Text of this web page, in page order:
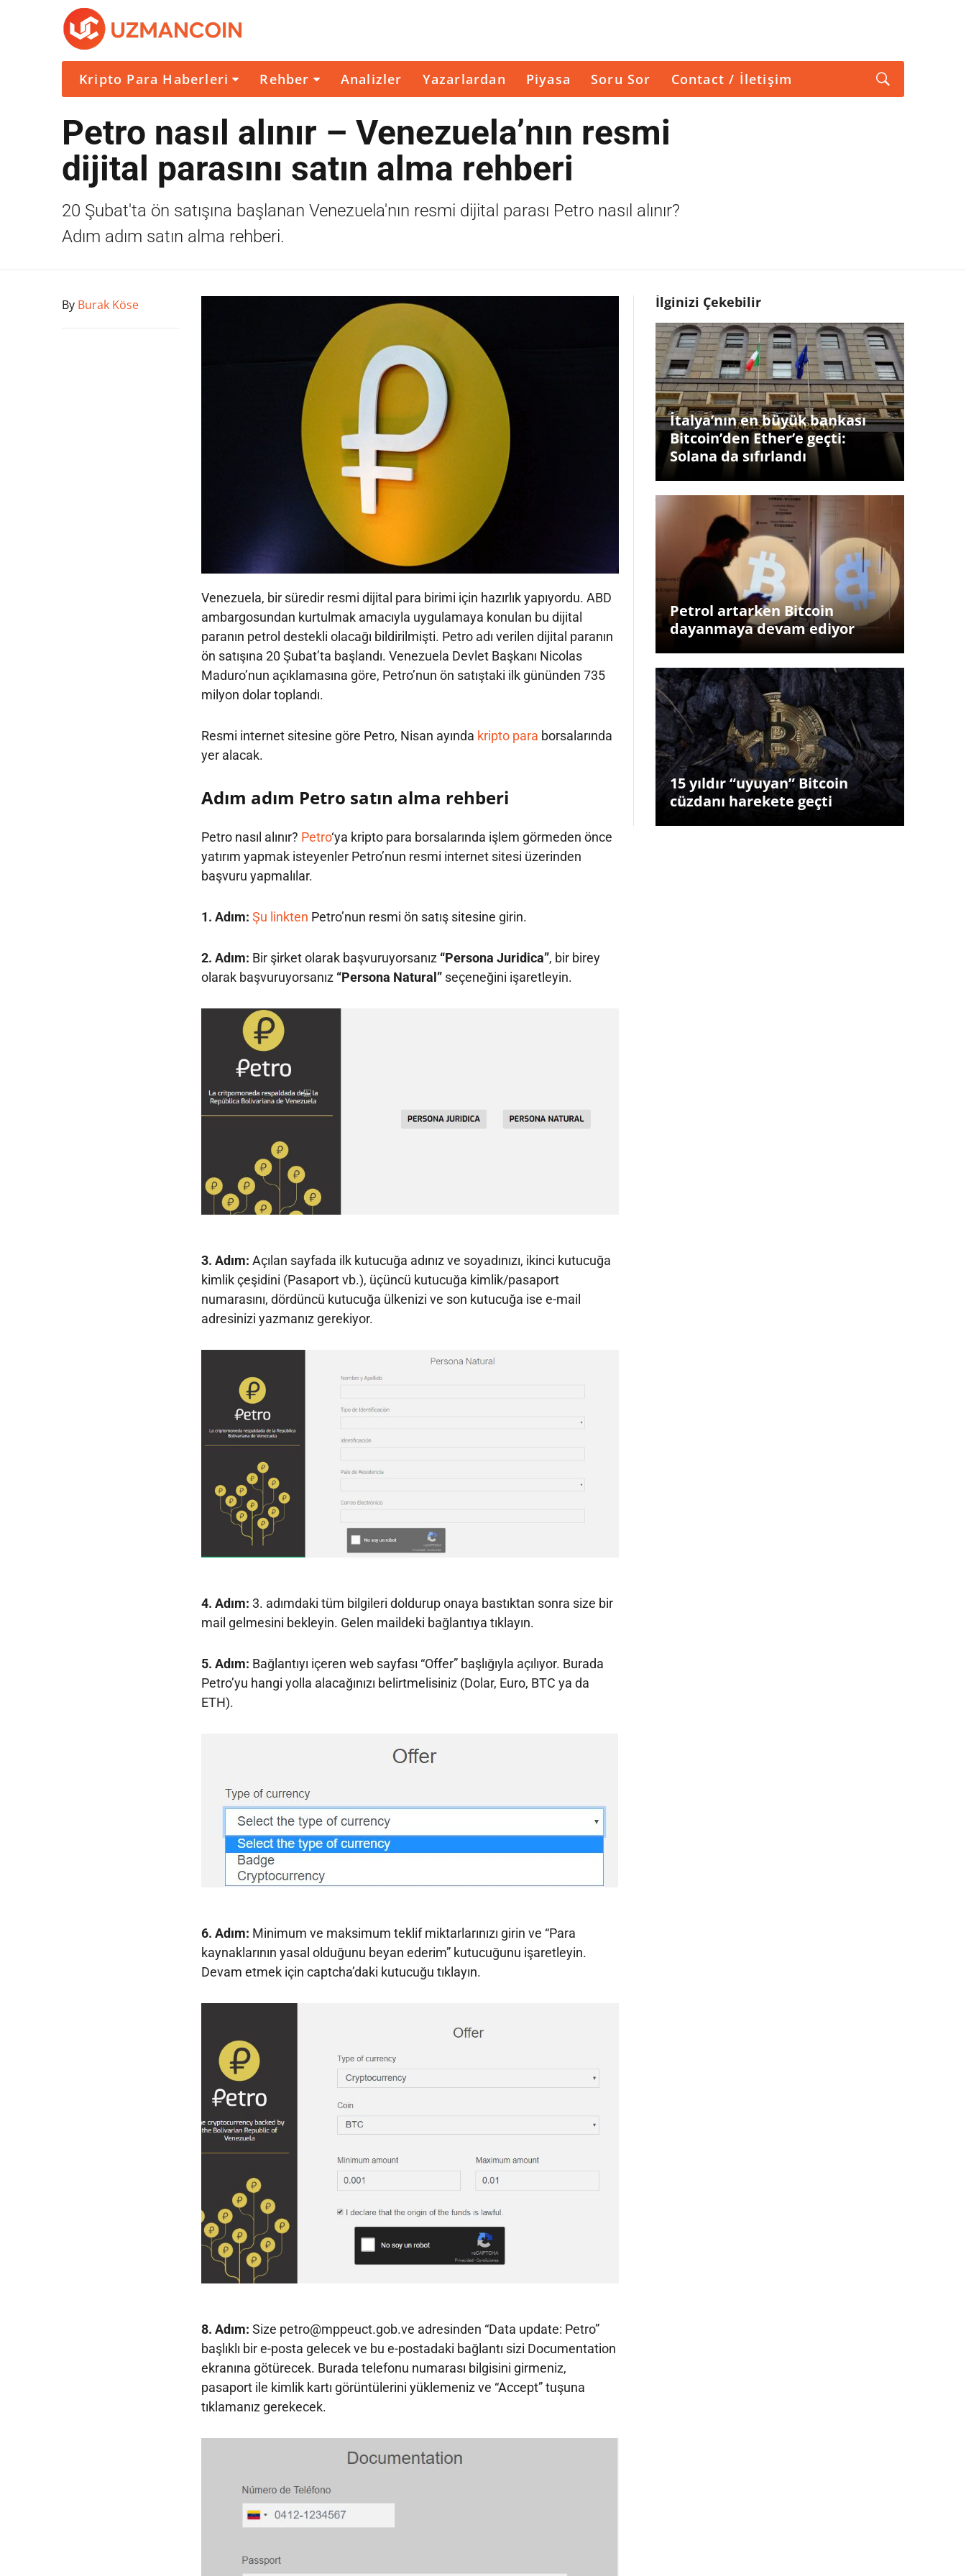
Kripto Para Haberleri Rehber Analizler Yazarlardan Piyasa Soru Sor Contact / İletişim
Petro nasıl alınır – Venezuela’nın resmi
dijital parasını satın alma rehberi
20 Şubat'ta ön satışına başlanan Venezuela'nın resmi dijital parası Petro nasıl alınır?
Adım adım satın alma rehberi.
By Burak Köse
Venezuela, bir süredir resmi dijital para birimi için hazırlık yapıyordu. ABD
ambargosundan kurtulmak amacıyla uygulamaya konulan bu dijital
paranın petrol destekli olacağı bildirilmişti. Petro adı verilen dijital paranın
ön satışına 20 Şubat’ta başlandı. Venezuela Devlet Başkanı Nicolas
Maduro’nun açıklamasına göre, Petro’nun ön satıştaki ilk gününden 735
milyon dolar toplandı.
Resmi internet sitesine göre Petro, Nisan ayında kripto para borsalarında
yer alacak.
Adım adım Petro satın alma rehberi
Petro nasıl alınır? Petro‘ya kripto para borsalarında işlem görmeden önce
yatırım yapmak isteyenler Petro’nun resmi internet sitesi üzerinden
başvuru yapmalılar.
1. Adım: Şu linkten Petro’nun resmi ön satış sitesine girin.
2. Adım: Bir şirket olarak başvuruyorsanız “Persona Juridica”, bir birey
olarak başvuruyorsanız “Persona Natural”seçeneğini işaretleyin.
3. Adım: Açılan sayfada ilk kutucuğa adınız ve soyadınızı, ikinci kutucuğa
kimlik çeşidini (Pasaport vb.), üçüncü kutucuğa kimlik/pasaport
numarasını, dördüncü kutucuğa ülkenizi ve son kutucuğa ise e-mail
adresinizi yazmanız gerekiyor.
4. Adım: 3. adımdaki tüm bilgileri doldurup onaya bastıktan sonra size bir
mail gelmesini bekleyin. Gelen maildeki bağlantıya tıklayın.
5. Adım: Bağlantıyı içeren web sayfası “Offer” başlığıyla açılıyor. Burada
Petro’yu hangi yolla alacağınızı belirtmelisiniz (Dolar, Euro, BTC ya da
ETH).
6. Adım: Minimum ve maksimum teklif miktarlarınızı girin ve “Para
kaynaklarının yasal olduğunu beyan ederim” kutucuğunu işaretleyin.
Devam etmek için captcha’daki kutucuğu tıklayın.
8. Adım: Size petro@mppeuct.gob.ve adresinden “Data update: Petro”
başlıklı bir e-posta gelecek ve bu e-postadaki bağlantı sizi Documentation
ekranına götürecek. Burada telefonu numarası bilgisini girmeniz,
pasaport ile kimlik kartı görüntülerini yüklemeniz ve “Accept” tuşuna
tıklamanız gerekecek.
İlginizi Çekebilir
İtalya’nın en büyük bankası
Bitcoin’den Ether’e geçti:
Solana da sıfırlandı
Petrol artarken Bitcoin
dayanmaya devam ediyor
15 yıldır “uyuyan” Bitcoin
cüzdanı harekete geçti